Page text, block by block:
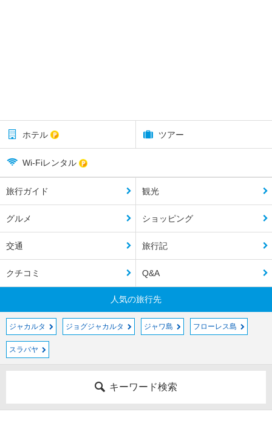
ホテル ツアー
Wi-Fiレンタル
旅行ガイド 観光
グルメ ショッピング
交通 旅行記
クチコミ Q&A
人気の旅行先
ジャカルタ ジョグジャカルタ ジャワ島 フローレス島
スラバヤ
キーワード検索